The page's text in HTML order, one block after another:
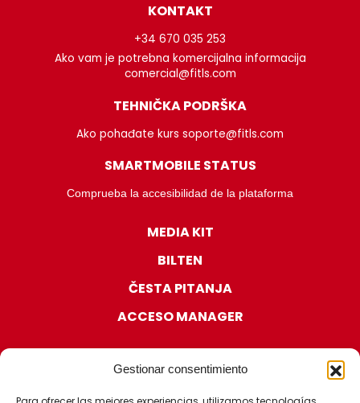
Gestionar consentimiento
KONTAKT
+34 670 035 253
Ako vam je potrebna komercijalna informacija
comercial@fitls.com
TEHNIČKA PODRŠKA
Ako pohađate kurs soporte@fitls.com
SMARTMOBILE STATUS
Comprueba la accesibilidad de la plataforma
MEDIA KIT
BILTEN
ČESTA PITANJA
ACCESO MANAGER